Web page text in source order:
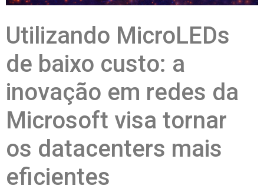
Utilizando MicroLEDs
de baixo custo: a
inovação em redes da
Microsoft visa tornar
os datacenters mais
eficientes